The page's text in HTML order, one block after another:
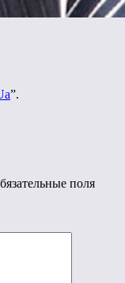
”.
поля